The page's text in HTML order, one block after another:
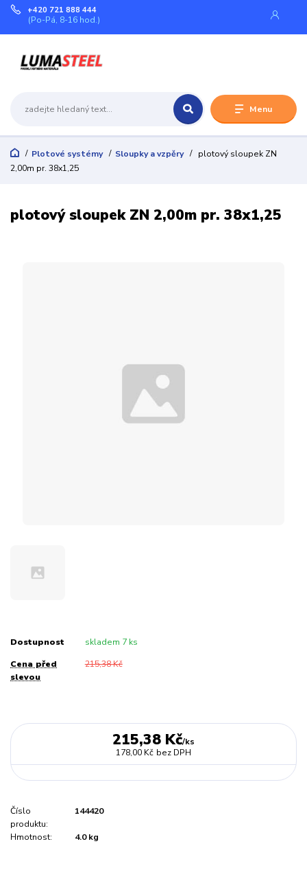
Menu
+420 721 888 444
(Po-Pá, 8-16 hod.)
Plotové systémy Sloupky a vzpěry
plotový sloupek ZN
2,00m pr. 38x1,25
plotový sloupek ZN 2,00m pr. 38x1,25
Dostupnost skladem 7 ks
Cena před
slevou
215,38 Kč
215,38 Kč/ks
178,00 Kč bez DPH
Číslo
produktu:
144420
Hmotnost: 4.0 kg